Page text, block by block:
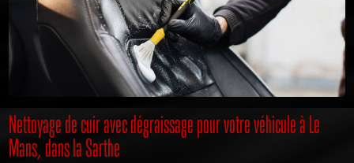
Nettoyage de cuir avec dégraissage pour votre véhicule à Le
Mans, dans la Sarthe